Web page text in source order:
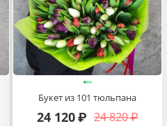
Букет из 101 тюльпана
24 820 ₽
24 120 ₽